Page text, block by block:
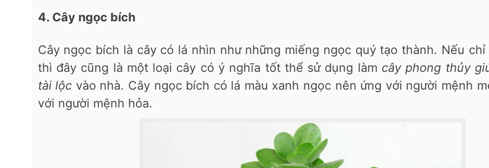
4. Cây ngọc bích
Cây ngọc bích là cây có lá nhìn như những miếng ngọc quý tạo thành. Nếu
thì đây cũng là một loại cây có ý nghĩa tốt thể sử dụng làm cây phong thủy
tài lộc vào nhà. Cây ngọc bích có lá màu xanh ngọc nên ứng với người mệnh
với người mệnh hỏa.